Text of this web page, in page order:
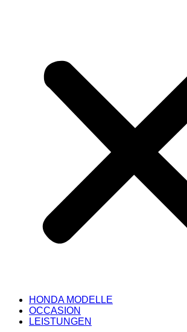
HONDA MODELLE
OCCASION
LEISTUNGEN